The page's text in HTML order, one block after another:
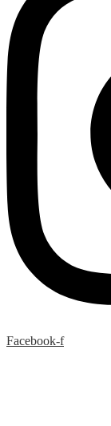
Facebook-f